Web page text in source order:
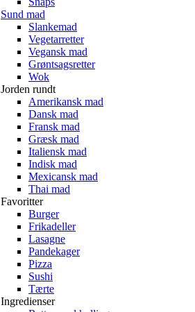
Sund mad
Slankemad
Vegetarretter
Vegansk mad
Grøntsagsretter
Wok
Jorden rundt
Amerikansk mad
Dansk mad
Fransk mad
Græsk mad
Italiensk mad
Indisk mad
Mexicansk mad
Thai mad
Favoritter
Burger
Frikadeller
Lasagne
Pandekager
Pizza
Sushi
Tærte
Ingredienser